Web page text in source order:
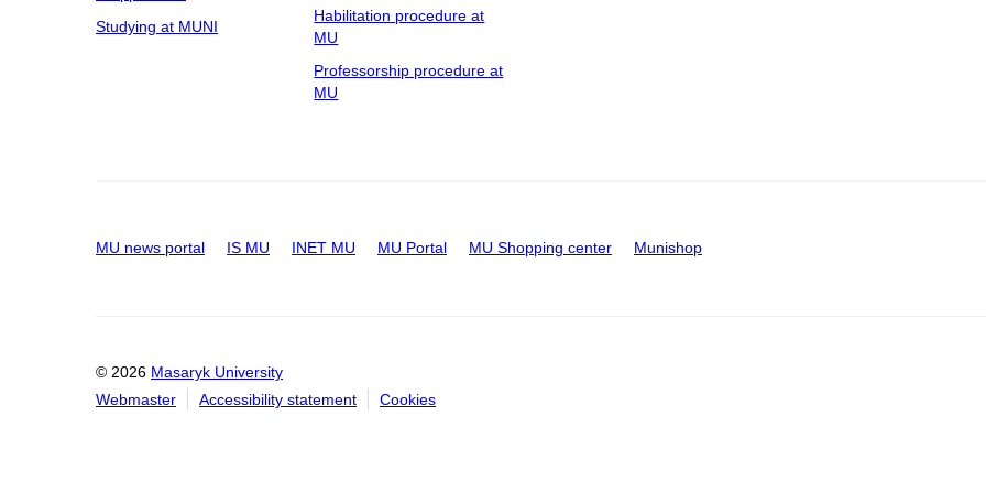
Studying at MUNI
Habilitation procedure at
MU
Professorship procedure at
MU
MU news portal IS MU INET MU MU Portal MU Shopping center Munishop
© 2026 Masaryk University
Webmaster
Accessibility statement Cookies